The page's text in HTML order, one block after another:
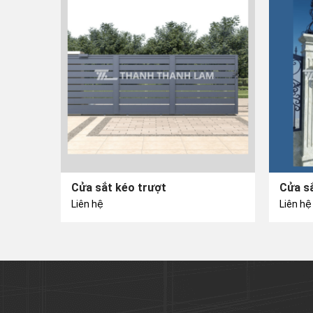
Cửa sắt kéo trượt
Liên hệ
Cửa
Liên hệ